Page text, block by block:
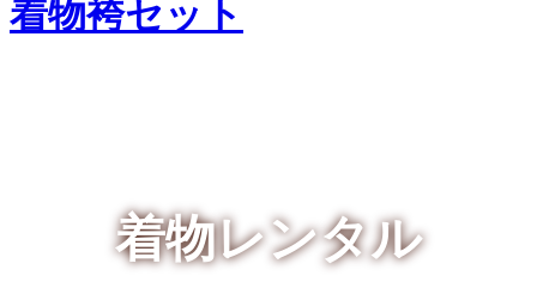
着物レンタル